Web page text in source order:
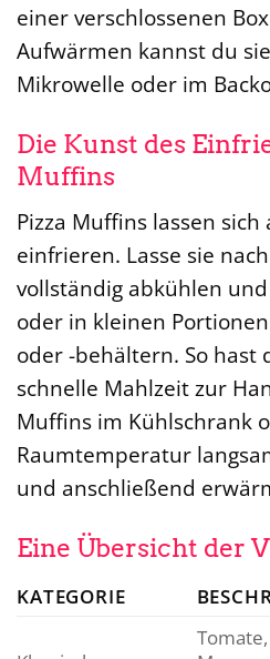
einer verschlossenen
Aufwärmen kannst du
Mikrowelle oder im
Die Kunst des
Muffins
Pizza Muffins lassen
einfrieren. Lasse sie
vollständig abkühlen
oder in kleinen
oder -behältern. So hast
schnelle Mahlzeit zur
Muffins im Kühlschrank
Raumtemperatur
und anschließend
Eine Übersicht der
KATEGORIE
Tomate,